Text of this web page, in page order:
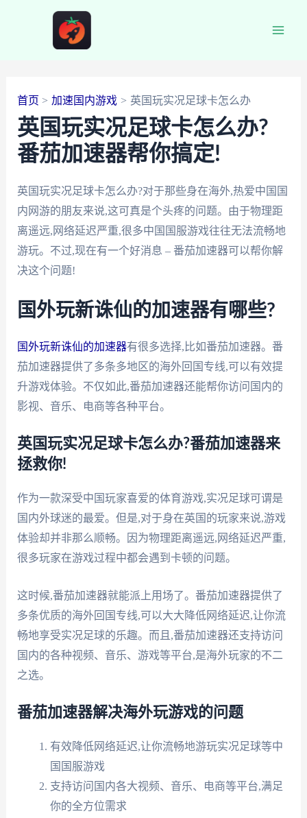
首页 加速国内游戏 英国玩实况足球卡怎么办
英国玩实况足球卡怎么办?
番茄加速器帮你搞定!
英国玩实况足球卡怎么办?对于那些身在海外,热爱中国国
内网游的朋友来说,这可真是个头疼的问题。由于物理距
离遥远,网络延迟严重,很多中国国服游戏往往无法流畅地
游玩。不过,现在有一个好消息 – 番茄加速器可以帮你解
决这个问题!
国外玩新诛仙的加速器有哪些?
国外玩新诛仙的加速器有很多选择,比如番茄加速器。番
茄加速器提供了多条多地区的海外回国专线,可以有效提
升游戏体验。不仅如此,番茄加速器还能帮你访问国内的
影视、音乐、电商等各种平台。
英国玩实况足球卡怎么办?番茄加速器来
拯救你!
作为一款深受中国玩家喜爱的体育游戏,实况足球可谓是
国内外球迷的最爱。但是,对于身在英国的玩家来说,游戏
体验却并非那么顺畅。因为物理距离遥远,网络延迟严重,
很多玩家在游戏过程中都会遇到卡顿的问题。
这时候,番茄加速器就能派上用场了。番茄加速器提供了
多条优质的海外回国专线,可以大大降低网络延迟,让你流
畅地享受实况足球的乐趣。而且,番茄加速器还支持访问
国内的各种视频、音乐、游戏等平台,是海外玩家的不二
之选。
番茄加速器解决海外玩游戏的问题
有效降低网络延迟,让你流畅地游玩实况足球等中
国国服游戏
支持访问国内各大视频、音乐、电商等平台,满足
你的全方位需求